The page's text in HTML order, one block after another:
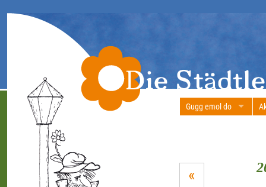
Gugg emol do
«